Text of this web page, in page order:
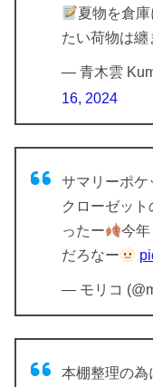
夏物を倉
たい荷物は纏
— 青木雲
16, 2024
サマリーポケ
クローゼッ
ったー
今
だろなー
— モリコ
本棚整理の為